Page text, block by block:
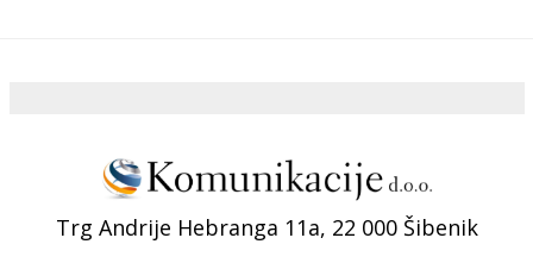
Trg Andrije Hebranga 11a, 22 000 Šibenik